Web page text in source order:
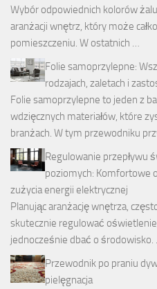
Wybór odpowiednich kolorów
aranżacji wnętrz, który może
pomieszczeniu. W ostatnich …
Folie samoprzylepne:
rodzajach, zaletach i
Folie samoprzylepne to jeden z
wdzięcznych materiałów, które
branżach. W tym przewodniku
Regulowanie przepływu
poziomych: Komfortowe
zużycia energii elektrycznej
Planując aranżację wnętrza,
skutecznie regulować
jednocześnie dbać o środowisko.
Przewodnik po praniu
pielęgnacja